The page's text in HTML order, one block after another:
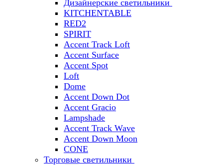
Дизайнерские светильники
KITCHENTABLE
RED2
SPIRIT
Accent Track Loft
Accent Surface
Accent Spot
Loft
Dome
Accent Down Dot
Accent Gracio
Lampshade
Accent Track Wave
Accent Down Moon
CONE
Торговые светильники